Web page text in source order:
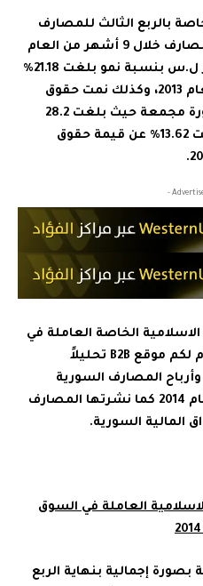
بالربع الثالث للمصارف
الاسلامية عن نمو موجودات المصارف خلال 9 أشهر من العام
2014 لتصبح حوالي 254.4 مليار ل.س بنسبة نمو بلغت 21.18%
عن قيمة الموجودات بنهاية العام 2013، وكذلك نمت حقوق
المساهمين في المصارف بصورة مجمعة حيث بلغت 28.2
مليار ل.س أي بنسبة نمو بلغت 13.62% عن قيمة حقوق
الاسلامية الخاصة العاملة في
لكم موقع B2B تحليلاً
المصارف السورية
الاسلامية بالربع الثالث من العام 2014 كما نشرتها المصارف
المالية السورية.
الاسلامية العاملة في السوق
إجمالية بنهاية الربع